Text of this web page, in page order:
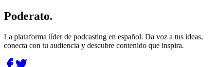
Poderato.
La plataforma líder de podcasting en español. Da voz a tus ideas,
conecta con tu audiencia y descubre contenido que inspira.